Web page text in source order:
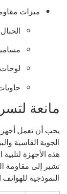
ميزات مقاومة
الحبال
مسامير
لوحات
حاويات
لتسرب
أن تعمل أجهزة
القاسية
للهواتف